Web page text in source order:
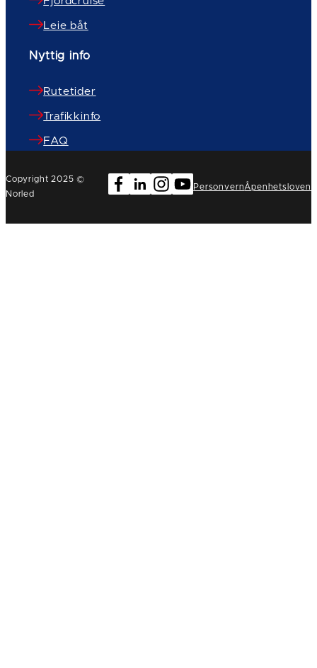
Leie båt
Nyttig info
Rutetider
Trafikkinfo
FAQ
Copyright 2025 ©
Norled
PersonvernÅpenhetsloven